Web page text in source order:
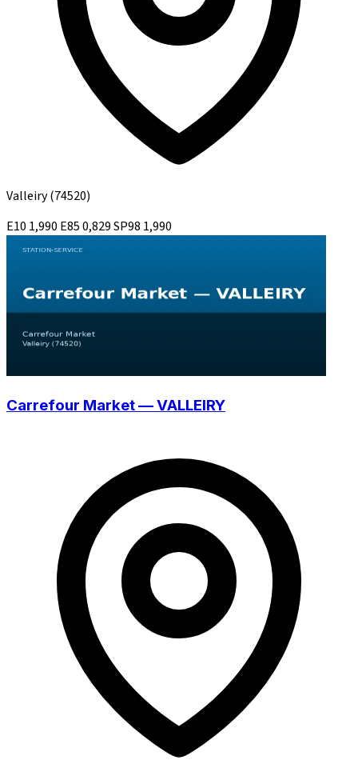
Valleiry(74520)
E10 1,990 E850,829SP98 1,990
Carrefour Market — VALLEIRY